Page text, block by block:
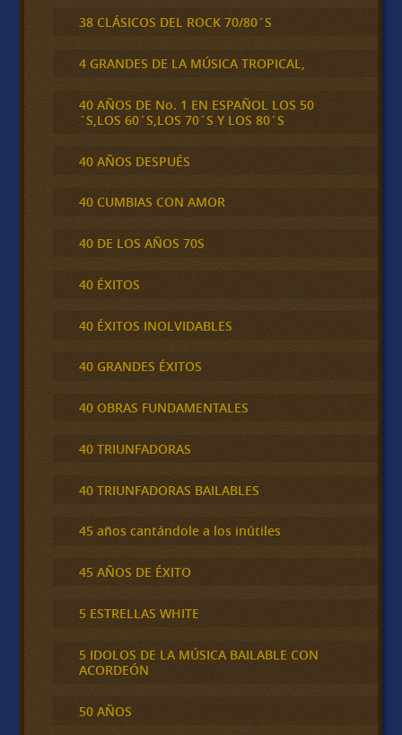
38 CLÁSICOS DEL ROCK 70/80´S
4 GRANDES DE LA MÚSICA TROPICAL,
40 AÑOS DE No. 1 EN ESPAÑOL LOS 50
´S,LOS 60´S,LOS 70´S Y LOS 80´S
40 AÑOS DESPUÉS
40 CUMBIAS CON AMOR
40 DE LOS AÑOS 70S
40 ÉXITOS
40 ÉXITOS INOLVIDABLES
40 GRANDES ÉXITOS
40 OBRAS FUNDAMENTALES
40 TRIUNFADORAS
40 TRIUNFADORAS BAILABLES
45 años cantándole a los inútiles
45 AÑOS DE ÉXITO
5 ESTRELLAS WHITE
5 IDOLOS DE LA MÚSICA BAILABLE CON
ACORDEÓN
50 AÑOS